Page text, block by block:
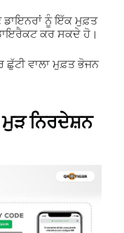
ਡਾਇਨਰਾਂ ਨੂੰ ਇੱਕ ਮੁਫ਼ਤ
ਕਰ ਸਕਦੇ ਹੋ।
ਵਾਲਾ ਮੁਫ਼ਤ ਭੋਜਨ
ਨਿਰਦੇਸ਼ਨ